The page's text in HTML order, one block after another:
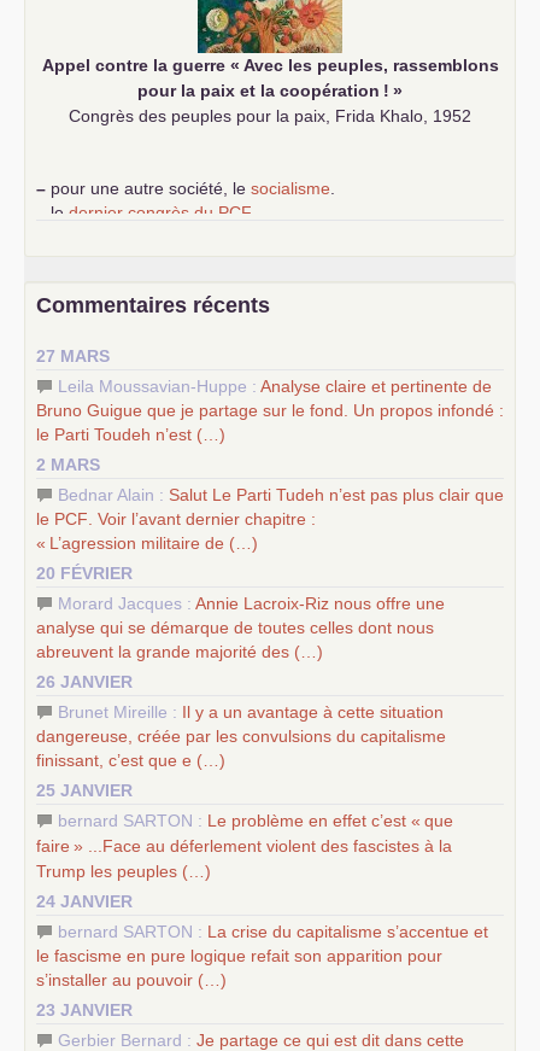
Appel contre la guerre « Avec les peuples, rassemblons
pour la paix et la coopération ! »
Congrès des peuples pour la paix, Frida Khalo, 1952
– pour une autre société, le socialisme
le dernier congrès du PCF
science sociale de notre temps
d’Europe
–lescinq chantiers pour contribuer au débat sur le projet
communiste
Commentaires récents
27 MARS
Leila Moussavian-Huppe : Analyse claire et pertinente de
Bruno Guigue que je partage sur le fond. Un propos infondé :
le Parti Toudeh n’est (…)
2 MARS
Bednar Alain : Salut Le Parti Tudeh n’est pas plus clair que
le PCF . Voir l’avant dernier chapitre :
« L’agression militaire de (…)
20 FÉVRIER
Morard Jacques : Annie Lacroix-Riz nous offre une
analyse qui se démarque de toutes celles dont nous
abreuvent la grande majorité des (…)
26 JANVIER
Brunet Mireille : Il y a un avantage à cette situation
dangereuse, créée par les convulsions du capitalisme
finissant, c’est que e (…)
25 JANVIER
bernard SARTON : Le problème en effet c’est « que
faire » ...Face au déferlement violent des fascistes à la
Trump les peuples (…)
24 JANVIER
bernard SARTON : La crise du capitalisme s’accentue et
le fascisme en pure logique refait son apparition pour
s’installer au pouvoir (…)
23 JANVIER
Gerbier Bernard : Je partage ce qui est dit dans cette